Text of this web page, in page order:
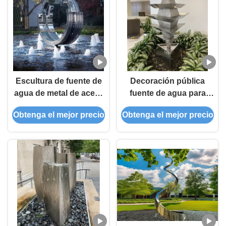
Escultura de fuente de
agua de metal de acero
inoxidable Morning
Glory de gran tamaño
Obtenga el mejor precio
Decoración pública
fuente de agua para
jardín al aire libre
escultura de acero
Obtenga el mejor precio